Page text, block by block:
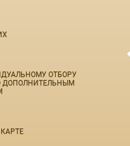
ОТБОРУ
ДОПОЛНИТЕЛЬНЫМ